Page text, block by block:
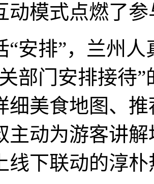
动模式点燃了
“安排”，兰州
部门安排接待
细美食地图、
主动为游客讲
线下联动的淳